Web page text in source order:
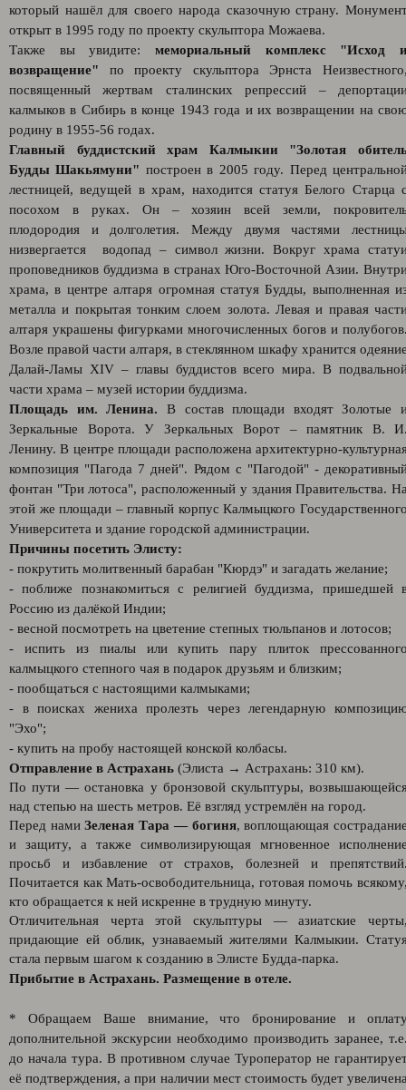
который нашёл для своего народа сказочную страну.
открыт в 1995 году по проекту скульптора Можаева.
Также вы увидите: мемориальный комплекс "Исход
возвращение" по проекту скульптора Эрнста
посвященный жертвам сталинских репрессий –
калмыков в Сибирь в конце 1943 года и их возвращении на
родину в 1955-56 годах.
Главный буддистский храм Калмыкии "Золотая
Будды Шакьямуни" построен в 2005 году. Перед
лестницей, ведущей в храм, находится статуя Белого Старца
посохом в руках. Он – хозяин всей земли,
плодородия и долголетия. Между двумя частями
низвергается водопад – символ жизни. Вокруг храма
проповедников буддизма в странах Юго-Восточной Азии.
храма, в центре алтаря огромная статуя Будды, выполненная
металла и покрытая тонким слоем золота. Левая и правая
алтаря украшены фигурками многочисленных богов и
Возле правой части алтаря, в стеклянном шкафу хранится
Далай-Ламы XIV – главы буддистов всего мира. В
части храма – музей истории буддизма.
Площадь им. Ленина. В состав площади входят Золотые
Зеркальные Ворота. У Зеркальных Ворот – памятник В.
Ленину. В центре площади расположена архитектурно-
композиция "Пагода 7 дней". Рядом с "Пагодой" -
фонтан "Три лотоса", расположенный у здания Правительства.
этой же площади – главный корпус Калмыцкого
Университета и здание городской администрации.
Причины посетить Элисту:
- покрутить молитвенный барабан "Кюрдэ" и загадать желание;
- поближе познакомиться с религией буддизма, пришедшей
Россию из далёкой Индии;
- весной посмотреть на цветение степных тюльпанов и лотосов;
- испить из пиалы или купить пару плиток
калмыцкого степного чая в подарок друзьям и близким;
- пообщаться с настоящими калмыками;
- в поисках жениха пролезть через легендарную
"Эхо";
- купить на пробу настоящей конской колбасы.
Отправление в Астрахань (Элиста → Астрахань: 310 км).
По пути — остановка у бронзовой скульптуры,
над степью на шесть метров. Её взгляд устремлён на город.
Перед намиЗеленая Тара — богиня, воплощающая
и защиту, а также символизирующая мгновенное
просьб и избавление от страхов, болезней и
Почитается как Мать-освободительница, готовая помочь
кто обращается к ней искренне в трудную минуту.
Отличительная черта этой скульптуры — азиатские
придающие ей облик, узнаваемый жителями Калмыкии.
стала первым шагом к созданию в Элисте Будда-парка.
Прибытие в Астрахань. Размещение в отеле.
* Обращаем Ваше внимание, что бронирование и
дополнительной экскурсии необходимо производить заранее,
до начала тура. В противном случае Туроператор не
её подтверждения, а при наличии мест стоимость будет